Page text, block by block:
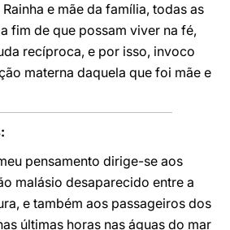
e mãe da família, todas as
fim de que possam viver na fé,
recíproca, e por isso, invoco
materna daquela que foi mãe e
pensamento dirige-se aos
malásio desaparecido entre a
e também aos passageiros dos
últimas horas nas águas do mar